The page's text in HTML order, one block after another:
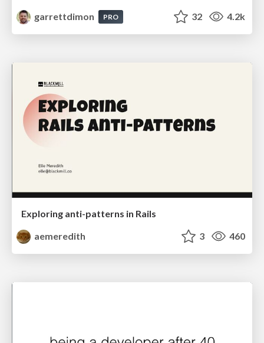
garrettdimon
PRO 32 4.2k
Exploring anti-patterns in Rails
aemeredith
3 460